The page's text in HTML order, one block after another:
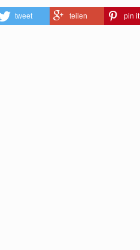
tweet teilen pin it